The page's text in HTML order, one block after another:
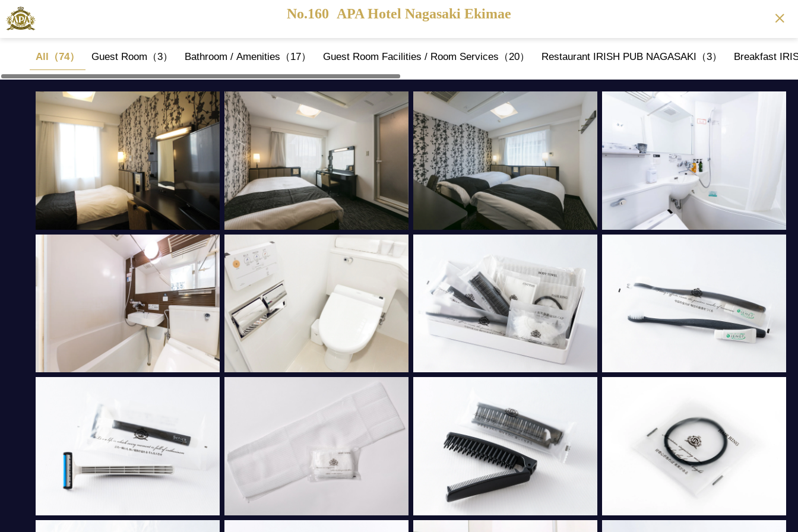
No.160 APA Hotel Nagasaki Ekimae
All（74） Guest Room（3） Bathroom / Amenities（17） Guest Room Facilities / Room Services（20） Restaurant IRISH PUB NAGASAKI（3） Breakfast